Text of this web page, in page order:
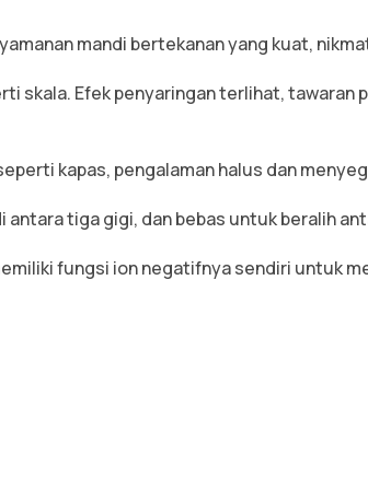
mandi bertekanan yang kuat,
skala. Efek penyaringan terlihat,
kapas, pengalaman halus dan
tiga gigi, dan bebas untuk beralih
fungsi ion negatifnya sendiri untuk